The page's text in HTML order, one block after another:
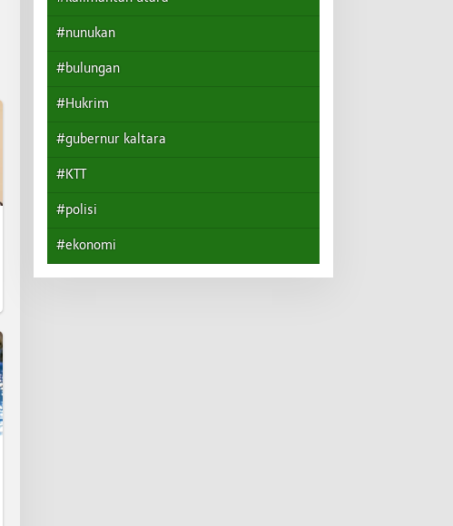
#nunukan
#bulungan
#Hukrim
#gubernur kaltara
#KTT
#polisi
#ekonomi